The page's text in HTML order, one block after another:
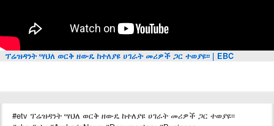
ፕሬዝዳንት ሣህለ ወርቅ ዘውዴ ከተለያዩ ሀገራት መሪዎች ጋር ተወያዩ፡፡ | EBC
#etv ፕሬዝዳንት ሣህለ ወርቅ ዘውዴ ከተለያዩ ሀገራት መሪዎች ጋር ተወያዩ፡፡